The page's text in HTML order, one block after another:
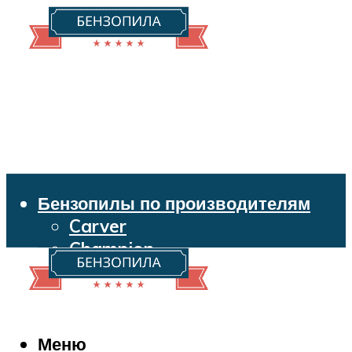
Бензопилы по производителям
Carver
Champion
Echo
Husqvarna
Makita
Меню